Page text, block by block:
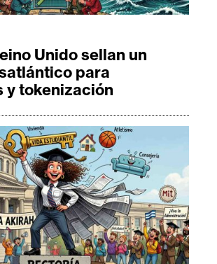
Unido sellan un
para
y tokenización